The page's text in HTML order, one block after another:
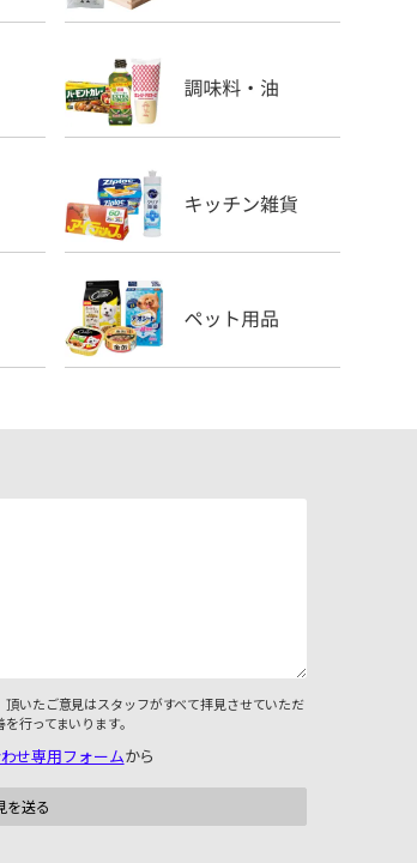
いたご意見はスタッフがすべて拝見させていただ
行ってまいります。
せ専用フォームから